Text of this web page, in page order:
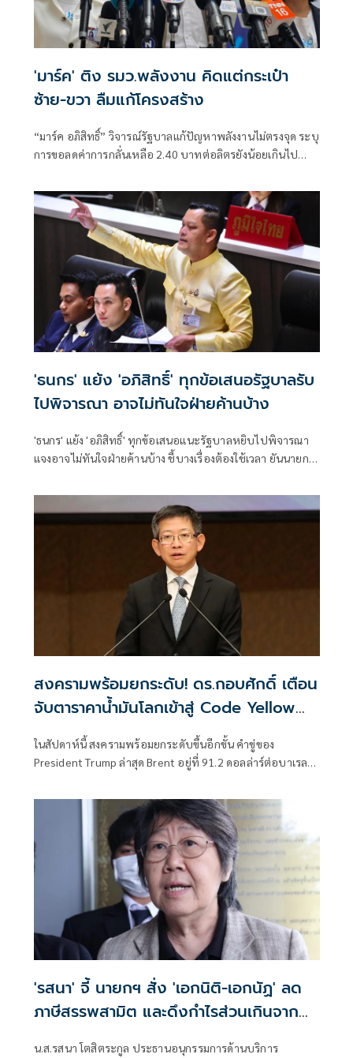
'มาร์ค' ติง รมว.พลังงาน คิดแต่กระเป๋า
ซ้าย-ขวา ลืมแก้โครงสร้าง
“มาร์ค อภิสิทธิ์” วิจารณ์รัฐบาลแก้ปัญหาพลังงานไม่ตรงจุด ระบุ
การขอลดค่าการกลั่นเหลือ 2.40 บาทต่อลิตรยังน้อยเกินไป
โครงสร้างค่าไฟ
'ธนกร' แย้ง 'อภิสิทธิ์' ทุกข้อเสนอรัฐบาลรับ
ไปพิจารณา อาจไม่ทันใจฝ่ายค้านบ้าง
'ธนกร' แย้ง 'อภิสิทธิ์' ทุกข้อเสนอแนะรัฐบาลหยิบไปพิจารณา
แจงอาจไม่ทันใจฝ่ายค้านบ้าง ชี้บางเรื่องต้องใช้เวลา ยันนายกฯ
สงครามพร้อมยกระดับ! ดร.กอบศักดิ์ เตือน
จับตาราคาน้ำมันโลกเข้าสู่ Code Yellow
ในสัปดาห์นี้ สงครามพร้อมยกระดับขึ้นอีกขั้น คำขู่ของ
President Trump ล่าสุด Brent อยู่ที่ 91.2 ดอลล่าร์ต่อบาเรล
ของ 2 ฝ่าย
'รสนา' จี้ นายกฯ สั่ง 'เอกนิติ-เอกนัฏ' ลด
ภาษีสรรพสามิต และดึงกำไรส่วนเกินจาก
น.ส.รสนา โตสิตระกูล ประธานอนุกรรมการด้านบริการ